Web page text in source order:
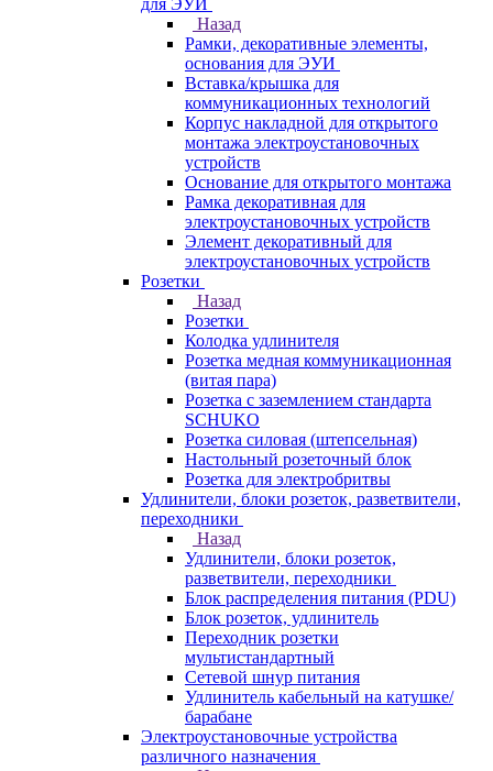
для ЭУИ
Назад
Рамки, декоративные элементы,
основания для ЭУИ
Вставка/крышка для
коммуникационных технологий
Корпус накладной для открытого
монтажа электроустановочных
устройств
Основание для открытого монтажа
Рамка декоративная для
электроустановочных устройств
Элемент декоративный для
электроустановочных устройств
Розетки
Назад
Розетки
Колодка удлинителя
Розетка медная коммуникационная
(витая пара)
Розетка с заземлением стандарта
SCHUKO
Розетка силовая (штепсельная)
Настольный розеточный блок
Розетка для электробритвы
Удлинители, блоки розеток, разветвители,
переходники
Назад
Удлинители, блоки розеток,
разветвители, переходники
Блок распределения питания (PDU)
Блок розеток, удлинитель
Переходник розетки
мультистандартный
Сетевой шнур питания
Удлинитель кабельный на катушке/
барабане
Электроустановочные устройства
различного назначения